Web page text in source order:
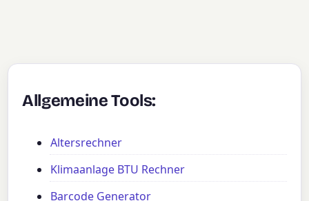
Allgemeine Tools:
Altersrechner
Klimaanlage BTU Rechner
Barcode Generator